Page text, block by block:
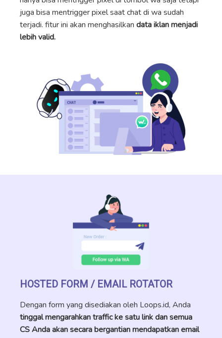
juga bisa mentrigger pixel saat chat di wa sudah
terjadi. fitur ini akan menghasilkan data iklan menjadi
lebih valid.
HOSTED FORM / EMAIL ROTATOR
Dengan form yang disediakan oleh Loops.id, Anda
tinggal mengarahkan traffic ke satu link dan semua
CS Anda akan secara bergantian mendapatkan email